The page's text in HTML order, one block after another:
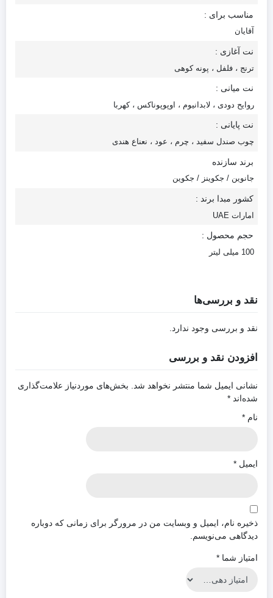
مناسب برای :
آقایان
نت آغازی :
ترنج ، فلفل ، پونه کوهی
نت میانی :
روایح دودی ، لابدانیوم ، اوپوپوناکس ، کهربا
نت پایانی :
چوب صندل سفید ، چرم ، عود ، نعناع هندی
برند سازنده
جانوین / جکوینز / جکوین
کشور مبدا برند :
امارات UAE
حجم محصول :
100 میلی لیتر
نقد و بررسی‌ها
نقد و بررسی وجود ندارد.
افزودن نقد و بررسی
نشانی ایمیل شما منتشر نخواهد شد.
بخش‌های موردنیاز علامت‌گذاری
شده‌اند *
نام *
ایمیل *
ذخیره نام، ایمیل و وبسایت من در مرورگر برای زمانی که دوباره
دیدگاهی می‌نویسم.
امتیاز شما *